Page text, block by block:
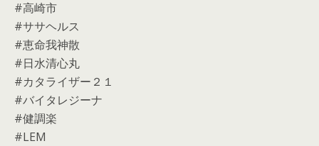
#高崎市
#ササヘルス
#恵命我神散
#日水清心丸
#カタライザー２１
#バイタレジーナ
#健調楽
#LEM